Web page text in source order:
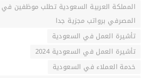
المملكة العربية السعودية تطلب موظفين في
المصرفي برواتب مجزية جدا
تأشيرة العمل في السعودية
تأشيرة العمل في السعودية 2024
خدمة العملاء في السعودية